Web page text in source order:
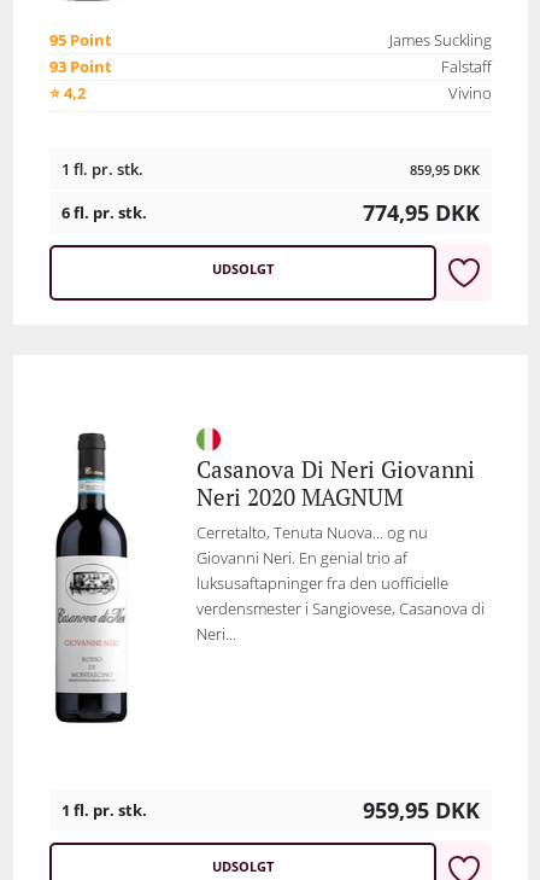
95 Point
James Suckling
93 Point
Falstaff
⭐ 4,2
Vivino
1 fl. pr. stk. 859,95 DKK
6 fl. pr. stk. 774,95 DKK
UDSOLGT
Casanova Di Neri Giovanni
Neri 2020 MAGNUM
Cerretalto, Tenuta Nuova... og nu
Giovanni Neri. En genial trio af
luksusaftapninger fra den uofficielle
verdensmester i Sangiovese, Casanova di
Neri...
1 fl. pr. stk. 959,95 DKK
UDSOLGT